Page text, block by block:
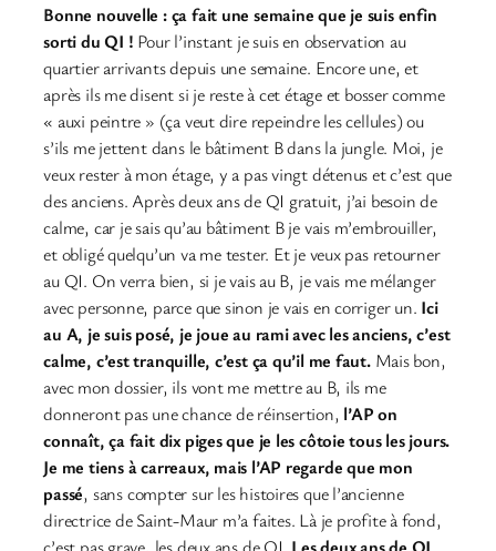
Bonne nouvelle : ça fait une semaine que je suis enfin
sorti du QI ! Pour l’instant je suis en observation au
quartier arrivants depuis une semaine. Encore une, et
après ils me disent si je reste à cet étage et bosser comme
« auxi peintre » (ça veut dire repeindre les cellules) ou
s’ils me jettent dans le bâtiment B dans la jungle. Moi, je
veux rester à mon étage, y a pas vingt détenus et c’est que
des anciens. Après deux ans de QI gratuit, j’ai besoin de
calme, car je sais qu’au bâtiment B je vais m’embrouiller,
et obligé quelqu’un va me tester. Et je veux pas retourner
au QI. On verra bien, si je vais au B, je vais me mélanger
avec personne, parce que sinon je vais en corriger un. Ici
au A, je suis posé, je joue au rami avec les anciens, c’est
calme, c’est tranquille, c’est ça qu’il me faut.Mais bon,
avec mon dossier, ils vont me mettre au B, ils me
donneront pas une chance de réinsertion, l’AP on
connaît, ça fait dix piges que je les côtoie tous les jours.
Je me tiens à carreaux, mais l’AP regarde que mon
passé, sans compter sur les histoires que l’ancienne
directrice de Saint-Maur m’a faites. Là je profite à fond,